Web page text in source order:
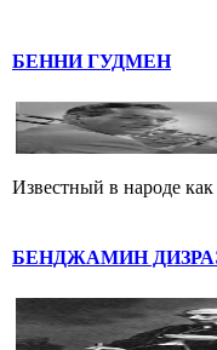
БЕННИ ГУДМЕН
Известный в народе
БЕНДЖАМИН